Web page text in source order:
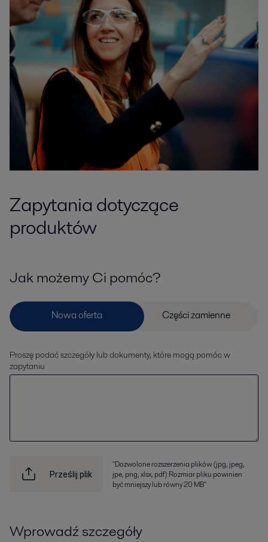
Zapytania dotyczące
produktów
Jak możemy Ci pomóc?
Proszę podać szczegóły lub dokumenty, które mogą pomóc w
zapytaniu
Prześlij plik
"Dozwolone rozszerzenia plików (jpg, jpeg,
jpe, png, xlsx, pdf) Rozmiar pliku powinien
być mniejszy lub równy 20 MB"
Wprowadź szczegóły